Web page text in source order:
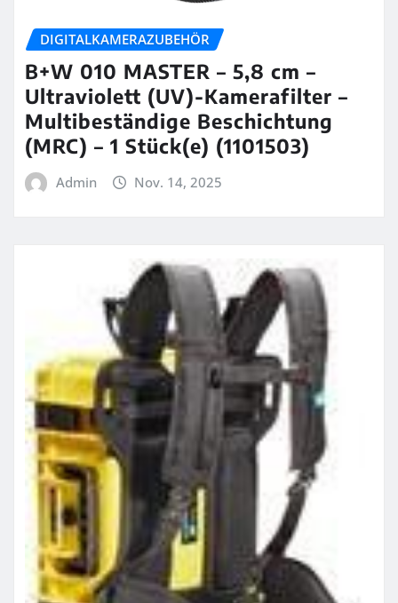
DIGITALKAMERAZUBEHÖR
B+W 010 MASTER – 5,8 cm –
Ultraviolett (UV)-Kamerafilter –
Multibeständige Beschichtung
(MRC) – 1 Stück(e) (1101503)
Admin Nov. 14, 2025